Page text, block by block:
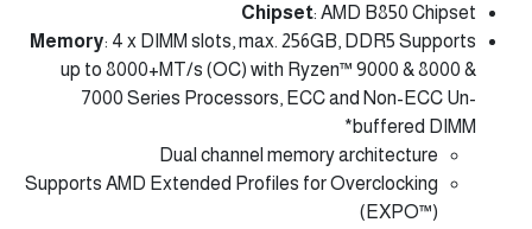
Chipset: AMD B850 Chipset
Memory: 4 x DIMM slots, max. 256GB, DDR5 Supports
up to 8000+MT/s (OC) with Ryzen™ 9000 & 8000 &
7000 Series Processors, ECC and Non-ECC Un-
buffered DIMM*
Dual channel memory architecture
Supports AMD Extended Profiles for Overclocking
(EXPO™)